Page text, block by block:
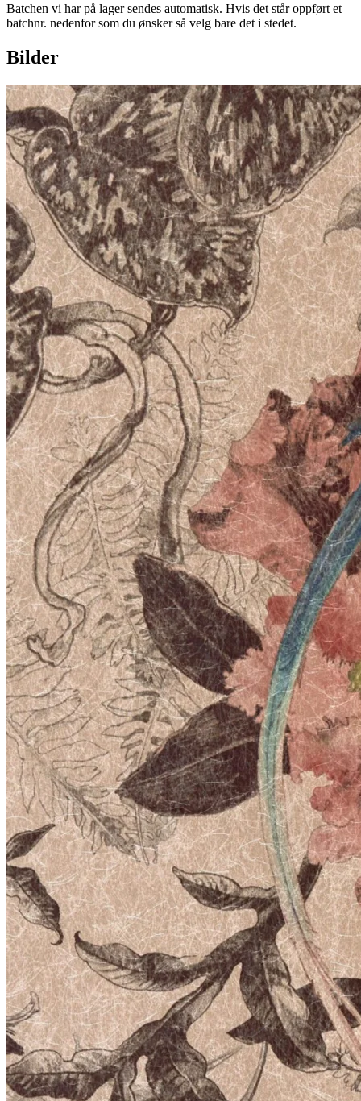
Batchen vi har på lager sendes automatisk. Hvis det står oppført et
batchnr. nedenfor som du ønsker så velg bare det i stedet.
Bilder